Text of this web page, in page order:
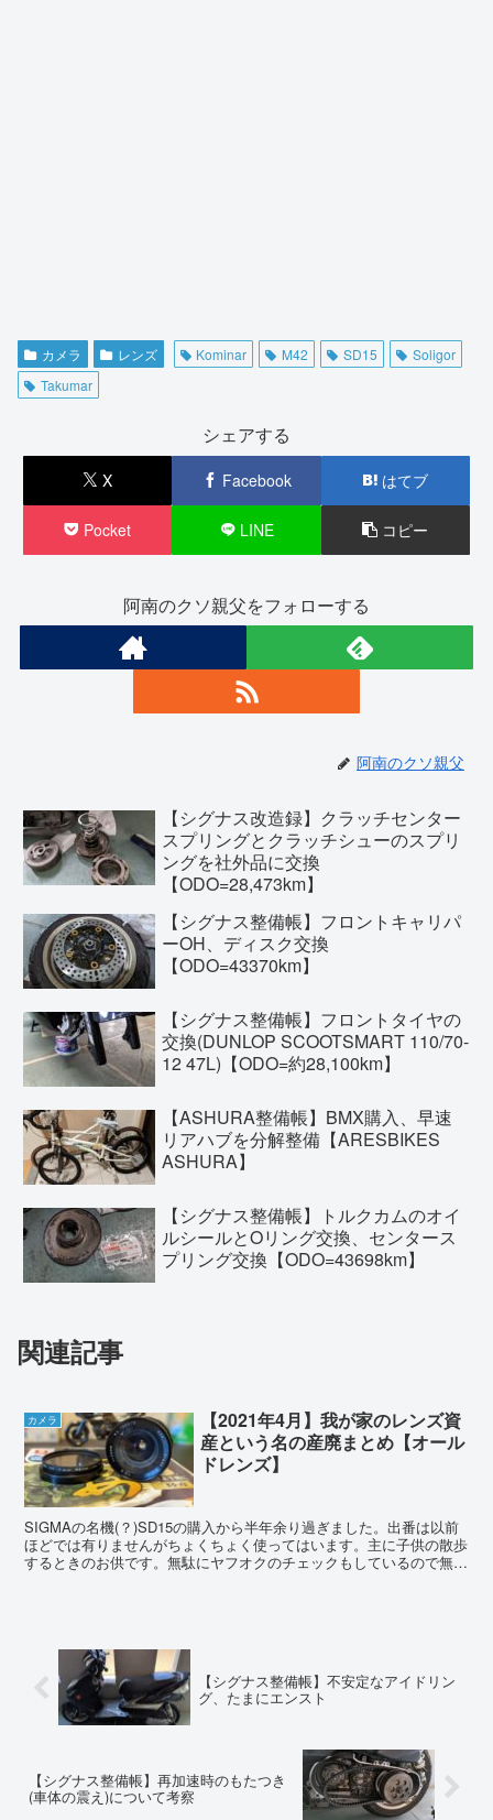
カメラ レンズ Kominar M42 SD15
Soligor
Takumar
シェアする
X Facebook はてブ
Pocket LINE コピー
阿南のクソ親父をフォローする
阿南のクソ親父
【シグナス改造録】クラッチセンター
スプリングとクラッチシューのスプリ
ングを社外品に交換
【ODO=28,473km】
【シグナス整備帳】フロントキャリパ
ーOH、ディスク交換
【ODO=43370km】
【シグナス整備帳】フロントタイヤの
交換(DUNLOP SCOOTSMART 110/70-
12 47L)【ODO=約28,100km】
【ASHURA整備帳】BMX購入、早速
リアハブを分解整備【ARESBIKES
ASHURA】
【シグナス整備帳】トルクカムのオイ
ルシールとOリング交換、センタース
プリング交換【ODO=43698km】
関連記事
カメラ
【2021年4月】我が家のレンズ資
産という名の産廃まとめ【オール
ドレンズ】
SIGMAの名機(？)SD15の購入から半年余り過ぎました。出番は以前
ほどでは有りませんがちょくちょく使ってはいます。主に子供の散歩
するときのお供です。無駄にヤフオクのチェックもしているので無駄
【シグナス整備帳】不安定なアイドリン
グ、たまにエンスト
【シグナス整備帳】再加速時のもたつき
(車体の震え)について考察